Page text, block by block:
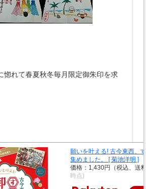
惚れて春夏秋冬毎月限定御朱印を求
願いを叶える! 古今東西、
集めました。 [ 菊池洋明 ]
価格：1,430円（税込、送
時点)